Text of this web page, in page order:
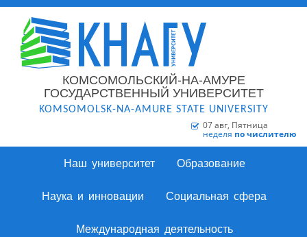
КОМСОМОЛЬСКИЙ-НА-АМУРЕ
ГОСУДАРСТВЕННЫЙ УНИВЕРСИТЕТ
KOMSOMOLSK-NA-AMURE STATE UNIVERSITY
07 авг, Пятница
неделя по числителю
Наш университет Образование
Наука и инновации Социальная сфера
Международная деятельность